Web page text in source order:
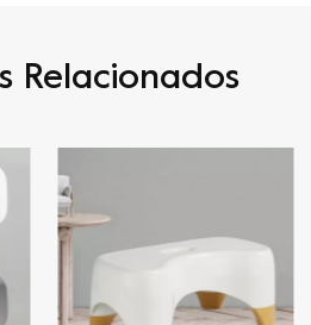
Relacionados